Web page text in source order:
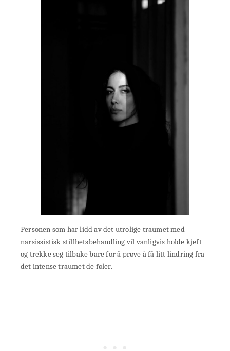
Personen som har lidd av det utrolige traumet med
narsissistisk stillhetsbehandling vil vanligvis holde kjeft
og trekke seg tilbake bare for å prøve å få litt lindring fra
det intense traumet de føler.